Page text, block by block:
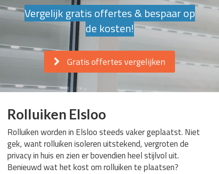
Vergelijk gratis offertes & bespaar op
de kosten!
Gratis offertes vergelijken
Rolluiken Elsloo
Rolluiken worden in Elsloo steeds vaker geplaatst. Niet
gek, want rolluiken isoleren uitstekend, vergroten de
privacy in huis en zien er bovendien heel stijlvol uit.
Benieuwd wat het kost om rolluiken te plaatsen?